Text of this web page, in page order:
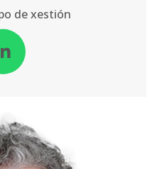
de xestión